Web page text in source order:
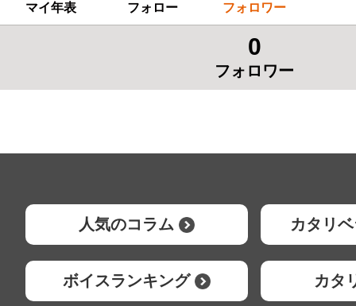
マイ年表 フォロー フォロワー
0
フォロワー
人気のコラム カタリ
ボイスランキング カタ